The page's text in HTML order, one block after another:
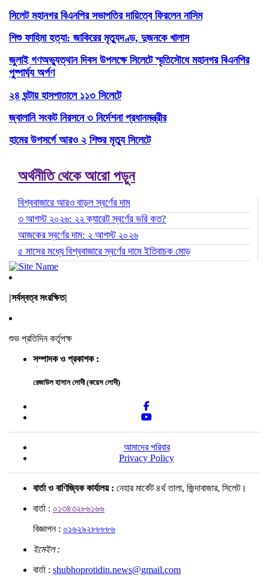
সিলেট মহানগর বিএনপির সভাপতির দায়িত্বে ফিরলেন নাসিম
শিশু ফাহিমা হত্যা: জাকিরের মৃত্যুদণ্ড, দুজনকে খালাস
জুলাই গণঅভ্যুত্থান দিবস উপলক্ষে সিলেটে স্মৃতিসৌধে মহানগর বিএনপির
পুষ্পার্ঘ্য অর্পণ
২৪ ঘন্টায় হাসপাতালে ১১৩ সিলেটে
জ্বালানি সংকট নিরসনে ৩ নির্দেশনা প্রধানমন্ত্রীর
হামের উপসর্গে আরও ২ শিশুর মৃত্যু সিলেটে
অর্থনীতি থেকে আরো পড়ুন
বিশ্ববাজারে আরও বাড়ল স্বর্ণের দাম
৩ আগস্ট ২০২৬: ২২ ক্যারেট স্বর্ণের ভরি কত?
আজকের স্বর্ণের দাম: ২ আগস্ট ২০২৬
৫ মাসের মধ্যে বিশ্ববাজারে স্বর্ণের দামে ইতিবাচক মোড়
|সর্বস্বত্ব সংরক্ষিত|
শুভ প্রতিদিন কর্তৃপক্ষ
সম্পাদক ও প্রকাশক :
রেজাউল হাসান লোদী (কয়েস লোদী)
আমাদের পরিবার
Privacy Policy
বার্তা ও বাণিজ্যিক কার্যালয় : নেহার মার্কেট ৪র্থ তালা, জিন্দাবাজার, সিলেট।
বার্তা : ০১৩৪৩২৮৬১৬৬
বিজ্ঞাপন : ০১৬২৯২৮৮৮৮৬
ইমেইল :
বার্তা : shubhoprotidin.news@gmail.com